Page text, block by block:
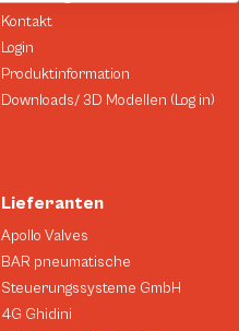
Lieferanten
Apollo Valves
BAR pneumatische
Steuerungssysteme GmbH
4G Ghidini
Kontakt
Login
Produktinformation
Downloads/ 3D Modellen (Log in)